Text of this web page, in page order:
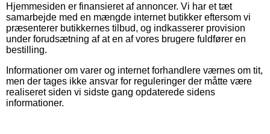
Hjemmesiden er finansieret af annoncer. Vi har et tæt
samarbejde med en mængde internet butikker eftersom vi
præsenterer butikkernes tilbud, og indkasserer provision
under forudsætning af at en af vores brugere fuldfører en
bestilling.
Informationer om varer og internet forhandlere værnes om tit,
men der tages ikke ansvar for reguleringer der måtte være
realiseret siden vi sidste gang opdaterede sidens
informationer.